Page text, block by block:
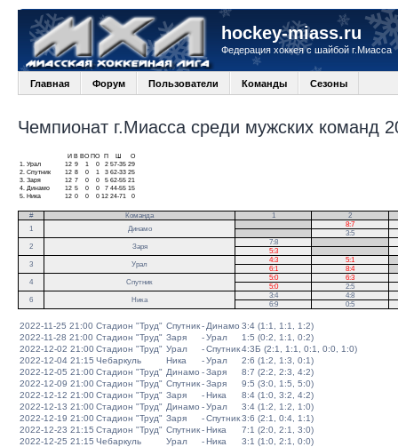
hockey-miass.ru
Федерация хоккея с шайбой г.Миасса
Главная Форум Пользователи Команды Сезоны
Чемпионат г.Миасса среди мужских команд
И В ВО ПО П
О
1.
Урал 12 9 1 0 2 57-35 29
2. Спутник 12 8 0 1 3 62-33 25
3. Заря 12 7 0 0 5 62-55 21
4.
Динамо 12 5 0 0 7 44-55 15
5.
Ника 12 0 0 0 12 24-71 0
# Команда 1
2
1
Динамо
8:7
3:5
2
Заря
7:8
5:3
3
Урал
4:3 5:1
6:1
8:4
4
Спутник
5:0
6:3
5:0
2:5
6
Ника
3:4
4:8
6:9
0:5
2022-11-25 21:00 Стадион "Труд" Спутник- Динамо 3:4 (1:1, 1:1, 1:2)
2022-11-28 21:00 Стадион "Труд" Заря -Урал
1:5 (0:2, 1:1, 0:2)
2022-12-02 21:00Стадион "Труд" Урал -Спутник4:3Б (2:1, 1:1, 0:1, 0:0, 1:0)
2022-12-04 21:15 Чебаркуль Ника -Урал
2:6 (1:2, 1:3, 0:1)
2022-12-05 21:00Стадион "Труд" Динамо -Заря
8:7 (2:2, 2:3, 4:2)
2022-12-09 21:00Стадион "Труд" Спутник-Заря
9:5 (3:0, 1:5, 5:0)
2022-12-12 21:00Стадион "Труд" Заря -Ника
8:4 (1:0, 3:2, 4:2)
2022-12-13 21:00Стадион "Труд" Динамо -Урал
3:4 (1:2, 1:2, 1:0)
2022-12-19 21:00Стадион "Труд" Заря -Спутник3:6 (2:1, 0:4, 1:1)
2022-12-23 21:15 Стадион "Труд" Спутник-Ника
7:1 (2:0, 2:1, 3:0)
2022-12-25 21:15 Чебаркуль Урал -Ника
3:1 (1:0, 2:1, 0:0)